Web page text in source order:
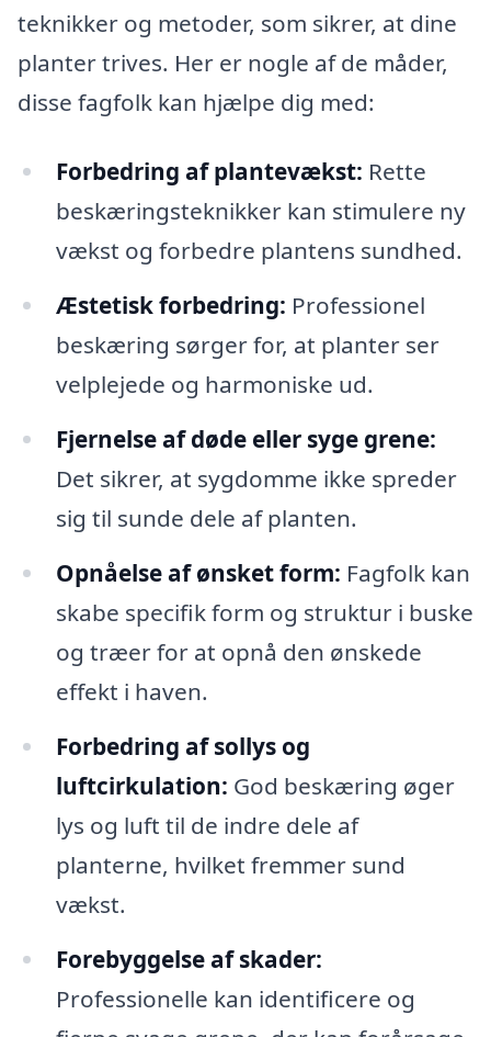
teknikker og metoder, som sikrer, at dine
planter trives. Her er nogle af de måder,
disse fagfolk kan hjælpe dig med:
Forbedring af plantevækst: Rette
beskæringsteknikker kan stimulere ny
vækst og forbedre plantens sundhed.
Æstetisk forbedring: Professionel
beskæring sørger for, at planter ser
velplejede og harmoniske ud.
Fjernelse af døde eller syge grene:
Det sikrer, at sygdomme ikke spreder
sig til sunde dele af planten.
Opnåelse af ønsket form: Fagfolk kan
skabe specifik form og struktur i buske
og træer for at opnå den ønskede
effekt i haven.
Forbedring af sollys og
luftcirkulation: God beskæring øger
lys og luft til de indre dele af
planterne, hvilket fremmer sund
vækst.
Forebyggelse af skader:
Professionelle kan identificere og